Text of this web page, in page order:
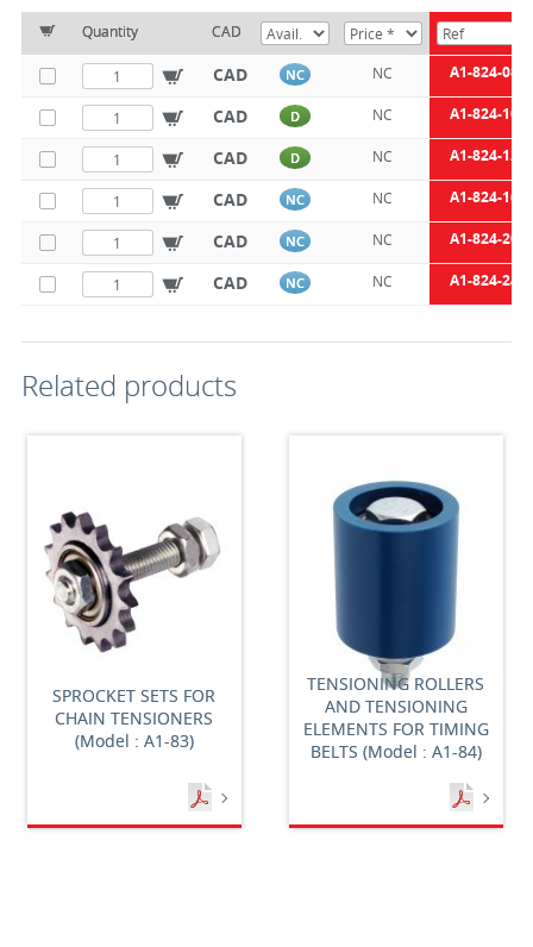
Quantity CAD
CAD NC NC A1-824-08
CAD D NC A1-824-10
CAD D NC A1-824-12
CAD NC NC A1-824-16
CAD NC NC A1-824-20
CAD NC NC A1-824-24
Related products
SPROCKET SETS FOR
CHAIN TENSIONERS
(Model : A1-83)
TENSIONING ROLLERS
AND TENSIONING
ELEMENTS FOR TIMING
BELTS (Model : A1-84)